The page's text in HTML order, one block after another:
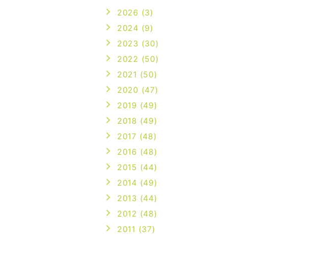
2026 (3)
2024 (9)
2023 (30)
2022 (50)
2021 (50)
2020 (47)
2019 (49)
2018 (49)
2017 (48)
2016 (48)
2015 (44)
2014 (49)
2013 (44)
2012 (48)
2011 (37)